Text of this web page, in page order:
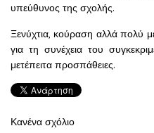
υπεύθυνος της σχολής.
Ξενύχτια, κούραση αλλά πολύ
για τη συνέχεια του
μετέπειτα προσπάθειες.
Κανένα σχόλιο